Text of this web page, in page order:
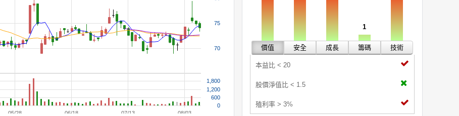
價值 安全 成長
1
籌碼 技術
本益比 < 20
股價淨值比 < 1.5
殖利率 > 3%